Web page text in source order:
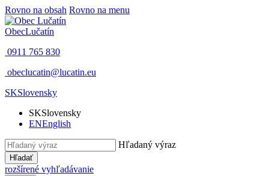
Rovno na obsah Rovno na menu
ObecLučatín
0911 765 830
obeclucatin@lucatin.eu
SKSlovensky
SKSlovensky
ENEnglish
Hľadaný výraz
Hľadať
rozšírené vyhľadávanie